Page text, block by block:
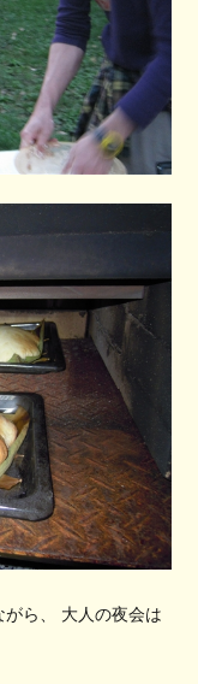
ら、 大人の夜会は